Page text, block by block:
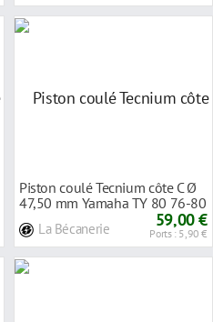
Piston coulé Tecnium côte C Ø
47,50 mm Yamaha TY 80 76-80
La Bécanerie 59,00 €
Ports : 5,90 €